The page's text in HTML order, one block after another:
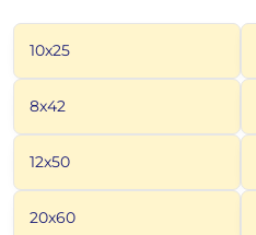
10x25
8x42
12x50
20x60